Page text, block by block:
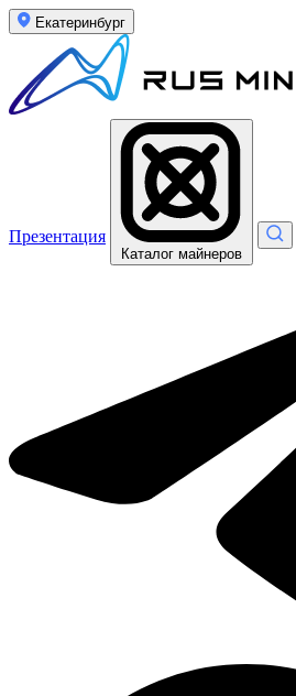
Екатеринбург
Презентация
Каталог майнеров